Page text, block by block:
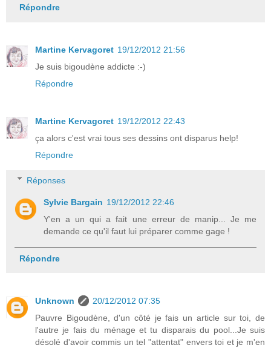
Répondre
Martine Kervagoret 19/12/2012 21:56
Je suis bigoudène addicte :-)
Répondre
Martine Kervagoret 19/12/2012 22:43
ça alors c'est vrai tous ses dessins ont disparus help!
Répondre
Réponses
Sylvie Bargain 19/12/2012 22:46
Y'en a un qui a fait une erreur de manip... Je me
demande ce qu'il faut lui préparer comme gage !
Répondre
Unknown
20/12/2012 07:35
Pauvre Bigoudène, d'un côté je fais un article sur toi, de
l'autre je fais du ménage et tu disparais du pool...Je suis
désolé d'avoir commis un tel "attentat" envers toi et je m'en